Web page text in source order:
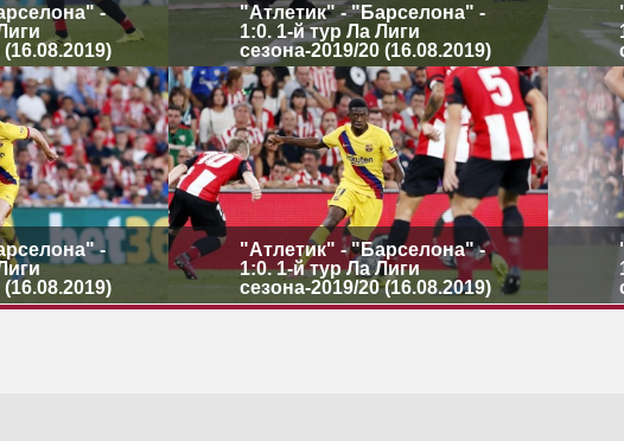
-
"Атлетик" - "Барселона" -
1:0. 1-й тур Ла Лиги
сезона-2019/20 (16.08.2019)
-
"Атлетик" - "Барселона" -
1:0. 1-й тур Ла Лиги
сезона-2019/20 (16.08.2019)